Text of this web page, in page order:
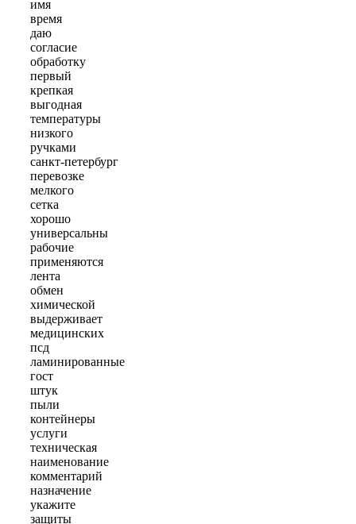
имя
время
даю
согласие
обработку
первый
крепкая
выгодная
температуры
низкого
ручками
санкт-петербург
перевозке
мелкого
сетка
хорошо
универсальны
рабочие
применяются
лента
обмен
химической
выдерживает
медицинских
псд
ламинированные
гост
штук
пыли
контейнеры
услуги
техническая
наименование
комментарий
назначение
укажите
защиты